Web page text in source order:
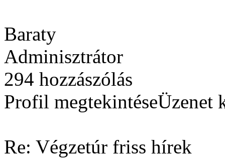
Baraty
Adminisztrátor
294 hozzászólás
Profil megtekintéseÜzenet
Re: Végzetúr friss hírek